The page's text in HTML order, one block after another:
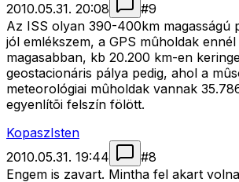
2010.05.31. 20:08 #9
Az ISS olyan 390-400km magasságú
jól emlékszem, a GPS mûholdak
magasabban, kb 20.200 km-en
geostacionáris pálya pedig, ahol a
meteorológiai mûholdak vannak
egyenlítõi felszín fölött.
KopaszIsten
2010.05.31. 19:44
#8
Engem is zavart. Mintha fel akart